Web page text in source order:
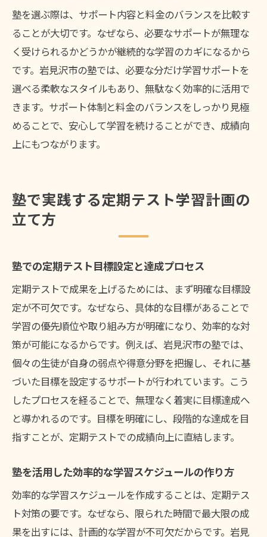
塾を選ぶ際は、サポート内容と料金のバランスを比較す
ることが大切です。なぜなら、必要なサポートが無理な
く受けられるかどうかが継続的な学習のカギになるから
です。岩見沢市の塾では、必要な分だけ学習サポートを
選べる柔軟なスタイルもあり、無駄なく効率的に活用で
きます。サポート体制と料金のバランスをしっかり見極
めることで、安心して学習を続けることができ、成績向
上にもつながります。
塾で実践する定期テスト学習計画の
立て方
塾での定期テスト目標設定と達成プロセス
定期テストで成果を上げるためには、まず明確な目標設
定が不可欠です。なぜなら、具体的な目標があることで
学習の優先順位や取り組み方が明確になり、効率的な対
策が可能になるからです。例えば、岩見沢市の塾では、
個々の生徒が自身の弱点や得意分野を把握し、それに基
づいた目標を設定するサポートが行われています。こう
したプロセスを経ることで、無理なく着実に目標達成へ
と導かれるのです。目標を明確にし、段階的な達成を目
指すことが、定期テストでの成績向上に直結します。
塾を活用した効率的な学習スケジュールの作り方
効率的な学習スケジュールを作成することは、定期テス
ト対策の要です。なぜなら、限られた時間で最大限の成
果を出すには、計画的な学習が不可欠だからです。岩見